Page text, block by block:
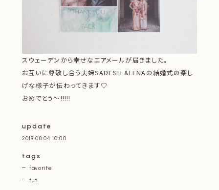
スウェーデンから幸せなエアメールが届きました。
お互いに尊敬し合う夫婦SADESH &LENAの結婚式の楽し
げな様子が伝わってきます♡
おめでとう〜!!!!!
update
2019.08.04 10:00
tags
favorite
fun